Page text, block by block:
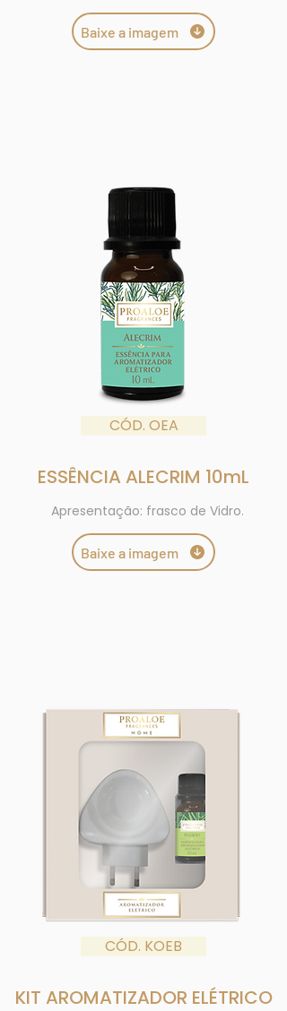
Baixe a imagem
CÓD. OEA
ESSÊNCIA ALECRIM 10mL
Apresentação: frasco de Vidro.
Baixe a imagem
CÓD. KOEB
KIT AROMATIZADOR ELÉTRICO